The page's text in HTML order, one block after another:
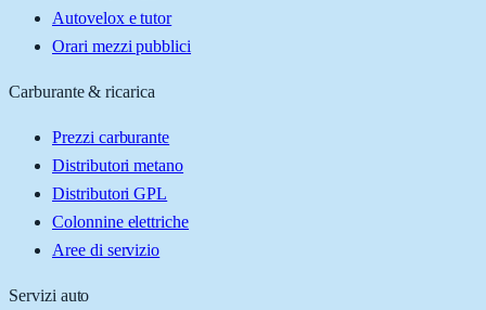
Autovelox e tutor
Orari mezzi pubblici
Carburante & ricarica
Prezzi carburante
Distributori metano
Distributori GPL
Colonnine elettriche
Aree di servizio
Servizi auto